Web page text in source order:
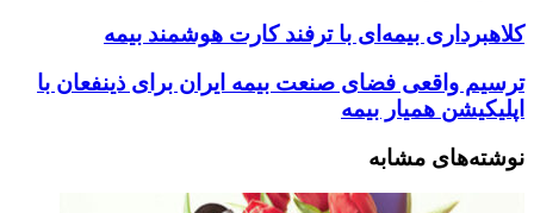
کلاهبرداری بیمه‌ای با ترفند کارت هوشمند بیمه
ترسیم واقعی فضای صنعت بیمه ایران برای ذینفعان با
اپلیکیشن همیار بیمه
نوشته‌های مشابه